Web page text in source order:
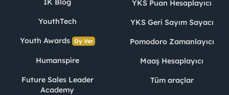
YouthTech
Youth Awards Oy Ver
Humanspire
Future Sales Leader
Academy
YKS Puan Hesaplayıcı
YKS Geri Sayım Sayacı
Pomodoro Zamanlayıcı
Maaş Hesaplayıcı
Tüm araçlar